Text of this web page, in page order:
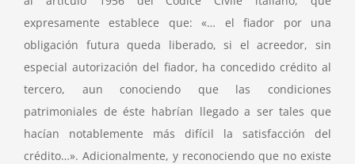
expresamente establece que: «… el fiador por una
obligación futura queda liberado, si el acreedor, sin
especial autorización del fiador, ha concedido crédito al
tercero, aun conociendo que las condiciones
patrimoniales de éste habrían llegado a ser tales que
hacían notablemente más difícil la satisfacción del
crédito…». Adicionalmente, y reconociendo que no existe